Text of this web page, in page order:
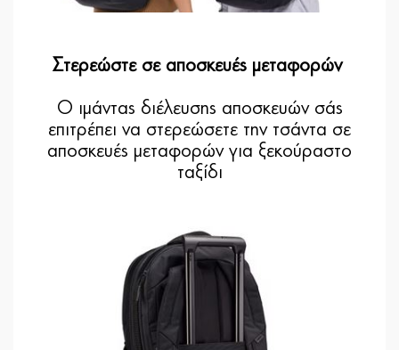
Στερεώστε σε αποσκευές μεταφορών
Ο ιμάντας διέλευσης αποσκευών σάς
επιτρέπει να στερεώσετε την τσάντα σε
αποσκευές μεταφορών για ξεκούραστο
ταξίδι